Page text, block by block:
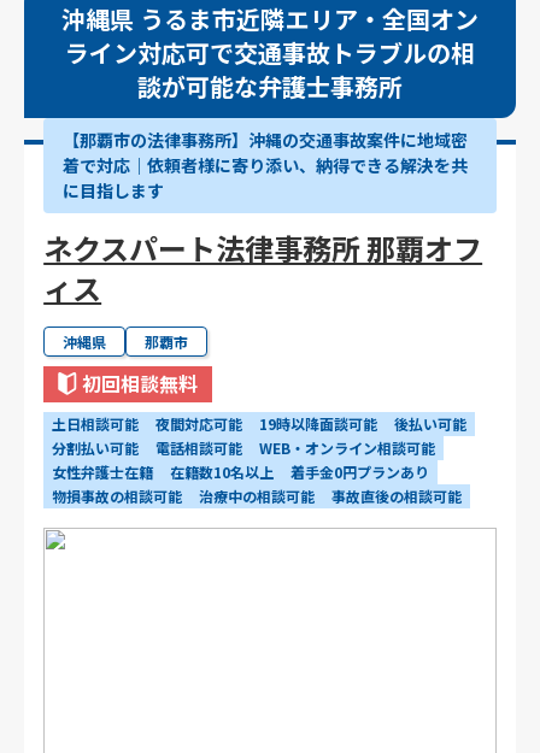
沖縄県 うるま市近隣エリア・全国オン
ライン対応可で交通事故トラブルの相
談が可能な弁護士事務所
【那覇市の法律事務所】沖縄の交通事故案件に地域密
着で対応｜依頼者様に寄り添い、納得できる解決を共
に目指します
ネクスパート法律事務所 那覇オフ
ィス
沖縄県 那覇市
初回相談無料
土日相談可能 夜間対応可能 19時以降面談可能
後払い可能
分割払い可能
電話相談可能
WEB・オンライン相談可能
女性弁護士在籍
在籍数10名以上
着手金0円プランあり
物損事故の相談可能
治療中の相談可能 事故直後の相談可能